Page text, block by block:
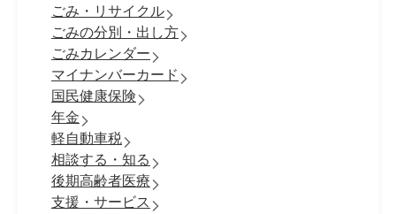
ごみ・リサイクル
ごみの分別・出し方
ごみカレンダー
マイナンバーカード
国民健康保険
年金
軽自動車税
相談する・知る
後期高齢者医療
支援・サービス